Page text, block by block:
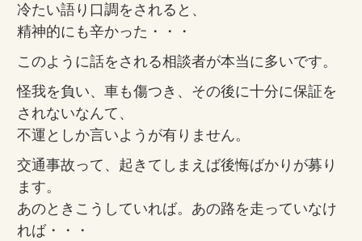
冷たい語り口調をされると、
精神的にも辛かった・・・
このように話をされる相談者が本当に多いです。
怪我を負い、車も傷つき、その後に十分に保証を
されないなんて、
不運としか言いようが有りません。
交通事故って、起きてしまえば後悔ばかりが募り
ます。
あのときこうしていれば。あの路を走っていなけ
れば・・・